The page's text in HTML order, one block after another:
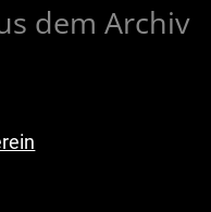
dem Archiv